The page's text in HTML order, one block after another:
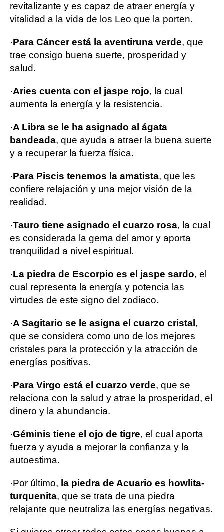
revitalizante y es capaz de atraer energía y
vitalidad a la vida de los Leo que la porten.
·Para Cáncer está la aventiruna verde, que
trae consigo buena suerte, prosperidad y
salud.
·Aries cuenta con el jaspe rojo, la cual
aumenta la energía y la resistencia.
·A Libra se le ha asignado al ágata
bandeada, que ayuda a atraer la buena suerte
y a recuperar la fuerza física.
·Para Piscis tenemos la amatista, que les
confiere relajación y una mejor visión de la
realidad.
·Tauro tiene asignado el cuarzo rosa, la cual
es considerada la gema del amor y aporta
tranquilidad a nivel espiritual.
·La piedra de Escorpio es el jaspe sardo, el
cual representa la energía y potencia las
virtudes de este signo del zodiaco.
·A Sagitario se le asigna el cuarzo cristal ,
que se considera como uno de los mejores
cristales para la protección y la atracción de
energías positivas.
·Para Virgo está el cuarzo verde, que se
relaciona con la salud y atrae la prosperidad, el
dinero y la abundancia.
·Géminis tiene el ojo de tigre, el cual aporta
fuerza y ayuda a mejorar la confianza y la
autoestima.
·Por último, la piedra de Acuario es howlita-
turquenita, que se trata de una piedra
relajante que neutraliza las energías negativas.